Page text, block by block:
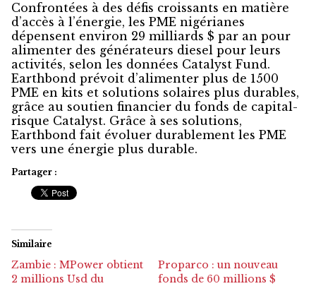
Confrontées à des défis croissants en matière
d’accès à l’énergie, les PME nigérianes
dépensent environ 29 milliards $ par an pour
alimenter des générateurs diesel pour leurs
activités, selon les données Catalyst Fund.
Earthbond prévoit d’alimenter plus de 1500
PME en kits et solutions solaires plus durables,
grâce au soutien financier du fonds de capital-
risque Catalyst. Grâce à ses solutions,
Earthbond fait évoluer durablement les PME
vers une énergie plus durable.
Partager :
Similaire
Zambie : MPower obtient
2 millions Usd du
Proparco : un nouveau
fonds de 60 millions $